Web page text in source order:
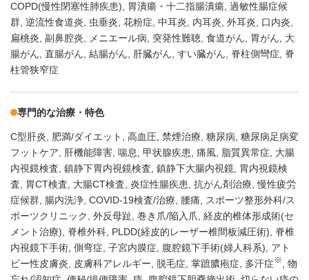
COPD(慢性閉塞性肺疾患) 胃潰瘍・十二指腸潰瘍 過敏性腸症候
群 逆流性食道炎 虫垂炎 花粉症 中耳炎 内耳炎 外耳炎
口内炎
扁桃炎 副鼻腔炎 メニエール病 突発性難聴 食道がん 胃がん
大
腸がん 直腸がん 結腸がん 肝臓がん すい臓がん 脊柱側彎症
脊
柱管狭窄症
専門的な治療・特色
C型肝炎 肥満/ダイエット 高血圧 禁煙治療 糖尿病 糖尿病足病変
フットケア
肝機能障害 喘息 甲状腺疾患 痛風 脂質異常症
大腸
内視鏡検査 鎮静下胃内視鏡検査 鎮静下大腸内視鏡
胃内視鏡検
査
胃CT検査 大腸CT検査 炎症性腸疾患 抗がん剤治療 慢性疲労
症候群 腸内洗浄 COVID-19検査/治療 腰痛
スポーツ整形外科/ス
ポーツクリニック
外反母趾 巻き爪/陥入爪 経皮的椎体形成術(セ
メント治療)
脊椎外科 PLDD(経皮的レーザー椎間板減圧術)
脊椎
内視鏡下手術 側弯症 子宮内膜症 腹腔鏡下手術(婦人科系)
アト
ピー性皮膚炎
皮膚科アレルギー 脱毛症 掌蹠膿疱症 多汗症※
物